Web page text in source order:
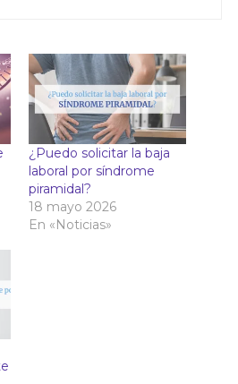
¿Puedo solicitar la baja
laboral por síndrome
piramidal?
18 mayo 2026
En «Noticias»